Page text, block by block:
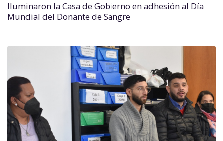
Iluminaron la Casa de Gobierno en adhesión al Día
Mundial del Donante de Sangre